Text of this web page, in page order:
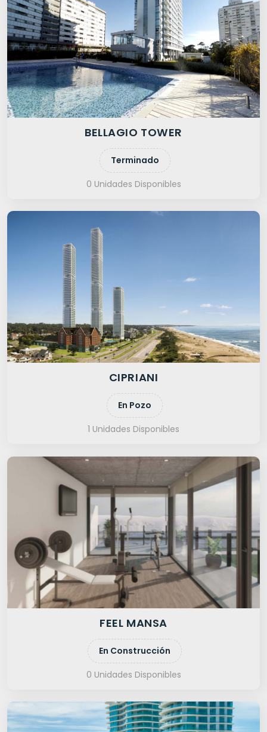
BELLAGIO TOWER
Terminado
0 Unidades Disponibles
CIPRIANI
En Pozo
1 Unidades Disponibles
FEEL MANSA
En Construcción
0 Unidades Disponibles